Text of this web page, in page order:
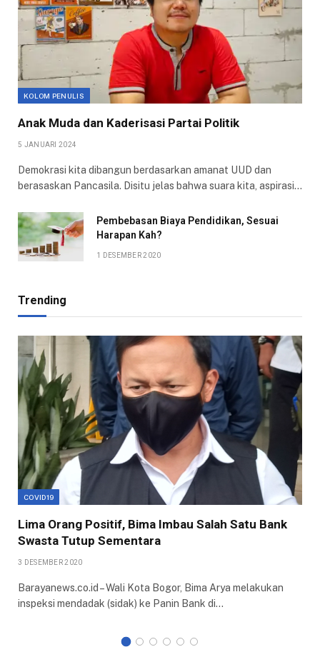
KOLOM PENULIS
Anak Muda dan Kaderisasi Partai Politik
5 JANUARI 2024
Demokrasi kita dibangun berdasarkan amanat UUD dan
berasaskan Pancasila. Disitu jelas bahwa suara kita, aspirasi…
Pembebasan Biaya Pendidikan, Sesuai
Harapan Kah?
1 DESEMBER 2020
Trending
COVID19
Lima Orang Positif, Bima Imbau Salah Satu Bank
Swasta Tutup Sementara
3 DESEMBER 2020
Barayanews.co.id – Wali Kota Bogor, Bima Arya melakukan
inspeksi mendadak (sidak) ke Panin Bank di…